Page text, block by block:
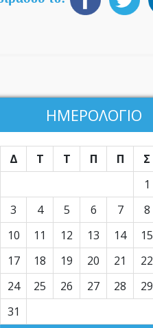
ΗΜΕΡΟΛΟΓΙΟ
Δ Τ Τ Π Π Σ
1
3
4 5 6 7 8
10
11 12 13 14 15
17
18 19 20 21 22
24
25 26 27 28 29
31